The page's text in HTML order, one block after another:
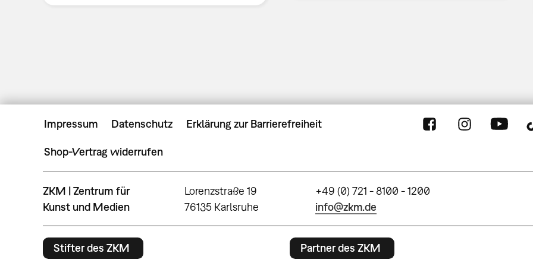
Impressum Datenschutz Erklärung zur Barrierefreiheit
Shop-Vertrag widerrufen
ZKM | Zentrum für
Kunst und Medien
Lorenzstraße 19
76135 Karlsruhe
+49 (0) 721 - 8100 - 1200
info@zkm.de
Stifter des ZKM Partner des ZKM